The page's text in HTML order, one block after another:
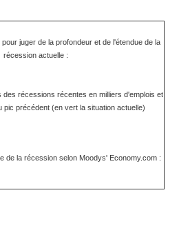
juger de la profondeur et de l'étendue de la
récession actuelle :
des récessions récentes en milliers d'emplois et
pic précédent (en vert la situation actuelle)
de la récession selon Moodys' Economy.com :